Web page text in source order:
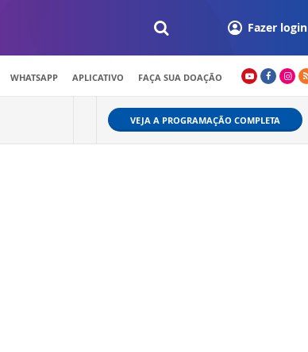
Fazer login
WHATSAPP APLICATIVO FAÇA SUA DOAÇÃO
VEJA A PROGRAMAÇÃO COMPLETA